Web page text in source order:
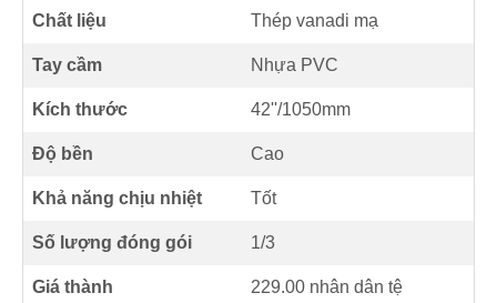
Chất liệu Thép vanadi mạ
Tay cầm Nhựa PVC
Kích thước 42''/1050mm
Độ bền Cao
Khả năng chịu nhiệt Tốt
Số lượng đóng gói 1/3
Giá thành 229.00 nhân dân tệ